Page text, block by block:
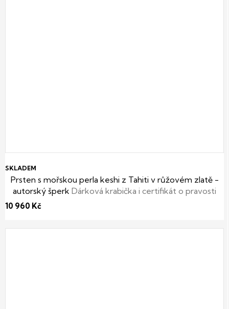
Prsten s mořskou perla keshi z Tahiti v růžovém zlatě -
autorský šperk Dárková krabička i certifikát o pravosti
SKLADEM
10 960 Kč